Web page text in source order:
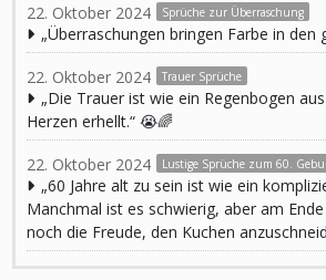
22. Oktober 2024 Sprüche zur Überraschung
„Überraschungen bringen Farbe in den
22. Oktober 2024 Trauer Sprüche
„Die Trauer ist wie ein Regenbogen
Herzen erhellt.“ 😭🌈
22. Oktober 2024 Lustige Sprüche zum 60.
„60 Jahre alt zu sein ist wie ein
Manchmal ist es schwierig, aber am
noch die Freude, den Kuchen